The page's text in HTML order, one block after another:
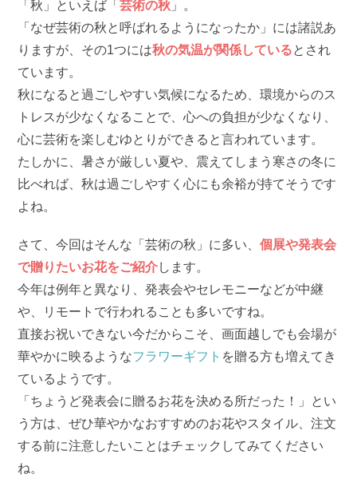
「秋」といえば「芸術の秋 」。
「なぜ芸術の秋と呼ばれるようになったか」には諸説あ
りますが、その1つには秋の気温が関係しているとされ
ています。
秋になると過ごしやすい気候になるため、環境からのス
トレスが少なくなることで、心への負担が少なくなり、
心に芸術を楽しむゆとりができると言われています。
たしかに、暑さが厳しい夏や、震えてしまう寒さの冬に
比べれば、秋は過ごしやすく心にも余裕が持てそうです
よね。
さて、今回はそんな「芸術の秋」に多い、個展や発表会
で贈りたいお花をご紹介します。
今年は例年と異なり、発表会やセレモニーなどが中継
や、リモートで行われることも多いですね。
直接お祝いできない今だからこそ、画面越しでも会場が
華やかに映るようなフラワーギフト を贈る方も増えてき
ているようです。
「ちょうど発表会に贈るお花を決める所だった！」とい
う方は、ぜひ華やかなおすすめのお花やスタイル、注文
する前に注意したいことはチェックしてみてください
ね。